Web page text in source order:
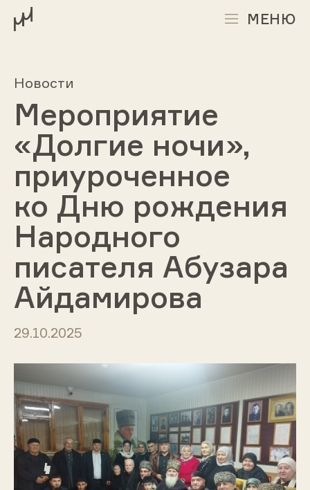
МЕНЮ
Новости
Мероприятие
«Долгие ночи»,
приуроченное
ко Дню рождения
Народного
писателя Абузара
Айдамирова
29.10.2025